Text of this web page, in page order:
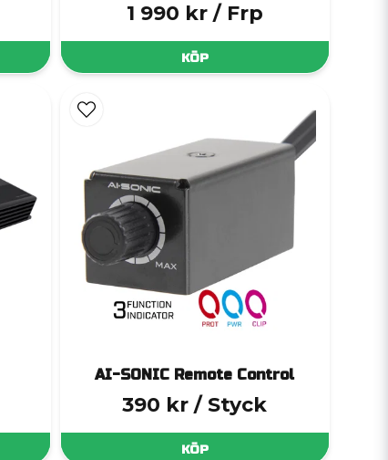
1 990 kr / Frp
KÖP
AI-SONIC Remote Control
390 kr / Styck
KÖP